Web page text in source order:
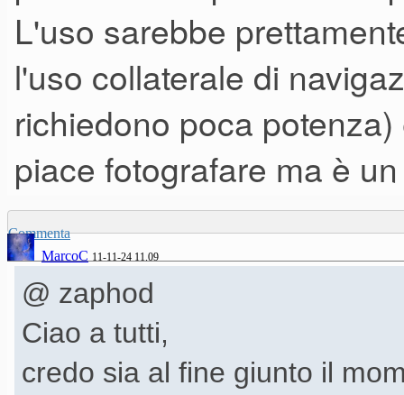
L'uso sarebbe
l'uso collaterale di
richiedono poca
piace fotografare ma è
Commenta
MarcoC 11-11-24 11.09
@ zaphod
Ciao a tutti,
credo sia al fine giunto il